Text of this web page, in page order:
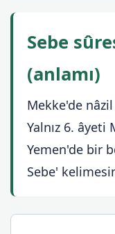
Sebe
(anlamı)
Mekke'de
Yalnız 6. âyeti
Yemen'de bir
Sebe'